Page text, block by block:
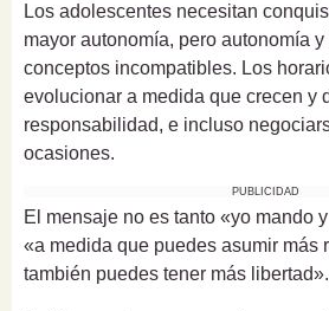
Los adolescentes necesitan
mayor autonomía, pero autonomía
conceptos incompatibles. Los
evolucionar a medida que crecen y
responsabilidad, e incluso
ocasiones.
PUBLICIDAD
El mensaje no es tanto «yo mando
«a medida que puedes asumir más
también puedes tener más libertad».